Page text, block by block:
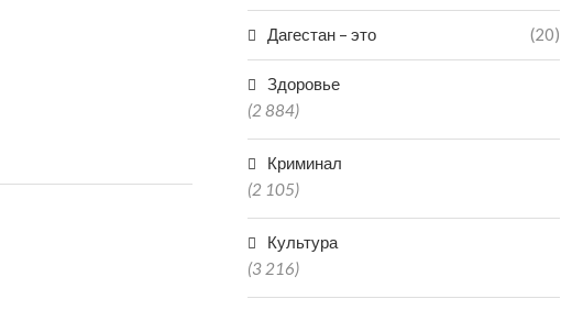
Дагестан – это (20)
Здоровье
(2 884)
Криминал
(2 105)
Культура
(3 216)